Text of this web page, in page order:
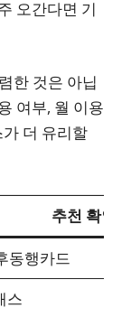
오간다면 기
한 것은 아닙
여부, 월 이용
더 유리할
추천 확인
동행카드
스